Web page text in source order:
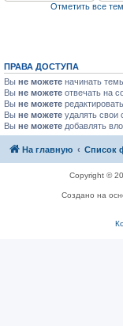
Отметить все
ПРАВА ДОСТУПА
Вы не можете начинать
Вы не можете отвечать на
Вы не можете
Вы не можете удалять свои
Вы не можете добавлять
На главную Список
Copyright ©
Создано на